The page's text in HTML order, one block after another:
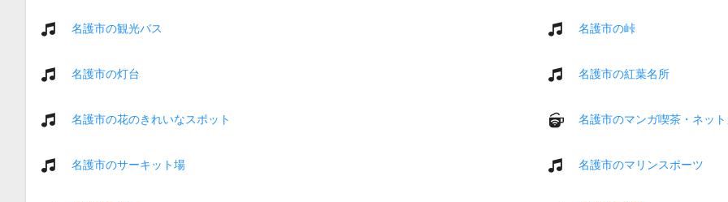
名護市の観光バス 名護市の峠
名護市の灯台 名護市の紅葉名所
名護市の花のきれいなスポット 名護市のマンガ喫茶・ネッ
名護市のサーキット場 名護市のマリンスポーツ